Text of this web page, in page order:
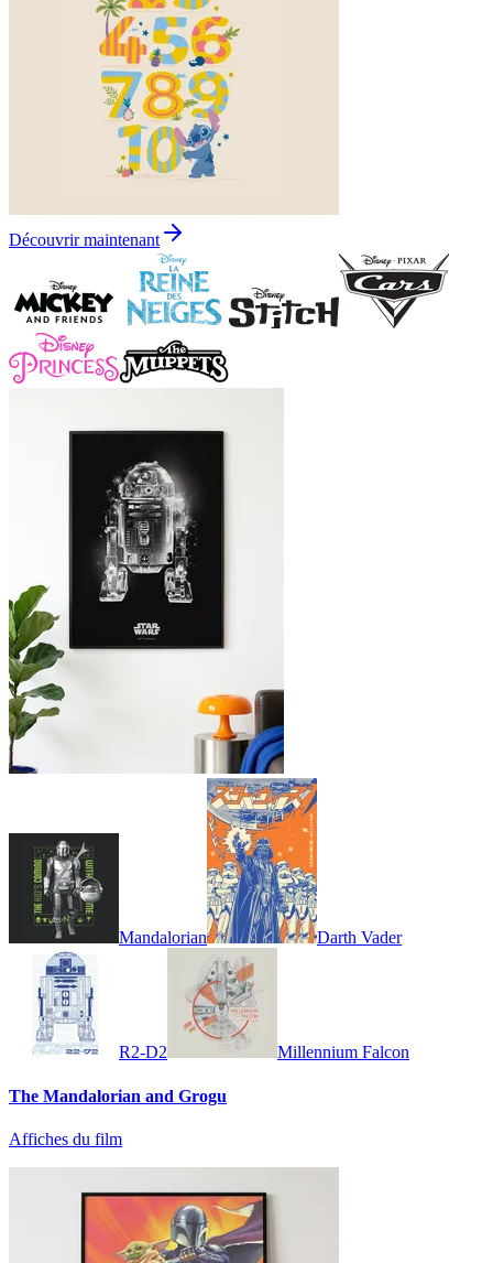
Découvrir maintenant
Mandalorian Darth Vader
R2-D2 Millennium Falcon
The Mandalorian and Grogu
Affiches du film